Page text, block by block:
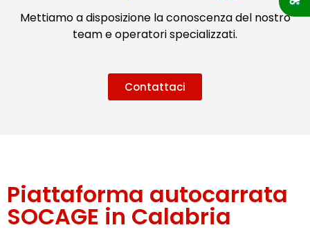
Mettiamo a disposizione la conoscenza del nostro
team e operatori specializzati.
Contattaci
Piattaforma autocarrata
SOCAGE in Calabria